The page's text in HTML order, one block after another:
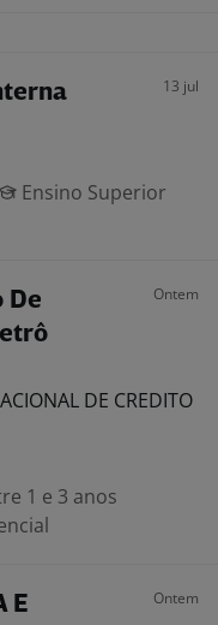
13 jul
Ensino Superior
De
Ontem
DE CREDITO
1 e 3 anos
E
Ontem